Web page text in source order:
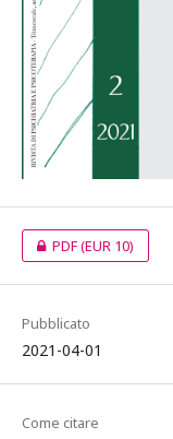
PDF(EUR 10)
Pubblicato
2021-04-01
Come citare